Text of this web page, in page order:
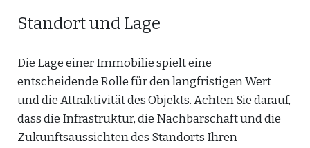
Standort und Lage
Die Lage einer Immobilie spielt eine
entscheidende Rolle für den langfristigen Wert
und die Attraktivität des Objekts. Achten Sie darauf,
dass die Infrastruktur, die Nachbarschaft und die
Zukunftsaussichten des Standorts Ihren